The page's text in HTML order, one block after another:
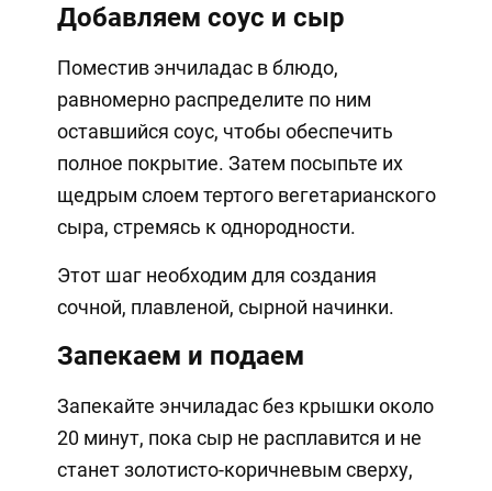
Добавляем соус и сыр
Поместив энчиладас в блюдо,
равномерно распределите по ним
оставшийся соус, чтобы обеспечить
полное покрытие. Затем посыпьте их
щедрым слоем тертого вегетарианского
сыра, стремясь к однородности.
Этот шаг необходим для создания
сочной, плавленой, сырной начинки.
Запекаем и подаем
Запекайте энчиладас без крышки около
20 минут, пока сыр не расплавится и не
станет золотисто-коричневым сверху,